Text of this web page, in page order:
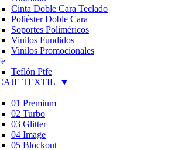
Cinta Doble Cara Teclado
Poliéster Doble Cara
Soportes Poliméricos
Vinilos Fundidos
Vinilos Promocionales
Teflón Ptfe
TEXTIL
▼
01 Premium
02 Turbo
03 Glitter
04 Image
05 Blockout